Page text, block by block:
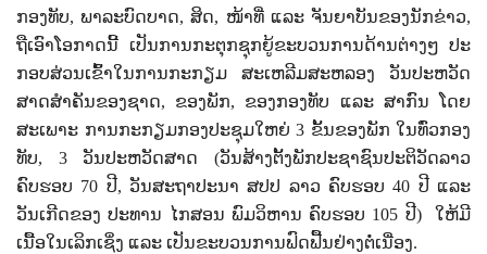
ກອງທັບ,ພາລະບົດບາດ,ສິດ, ໜ້າທີ່ ແລະ ຈັນຍາບັນຂອງນັກຂ່າວ,
ຖືເອົາໂອກາດນີ້ ເປັນການກະຕຸກຊຸກຍູ້ຂະບວນການດ້ານຕ່າງໆ ປະ
ກອບສ່ວນເຂົ້າໃນການກະກຽມ ສະເຫລີມສະຫລອງ ວັນປະຫວັດ
ສາດສໍາຄັນຂອງຊາດ, ຂອງພັກ, ຂອງກອງທັບ ແລະ ສາກົນ ​ໂດຍ
ສະເພາະ ການກະກຽມກອງປະຊຸມໃຫຍ່ 3 ຂັ້ນຂອງພັກ ໃນທົ່ວກອງ
ທັບ, 3ວັນປະຫວັດສາດ (ວັນສ້າງຕັ້ງພັກປະຊາຊົນປະຕິວັດລາວ
ຄົບຮອບ 70 ປີ, ວັນສະຖາປະນາ ສປປ ລາວ ຄົບຮອບ40 ປີ ແລະ
ວັນເກີດຂອງ ປະທານ ໄກສອນ ພົມວິຫານ ຄົບຮອບ 105 ປີ)
ໃຫ້ມີ
ເນື້ອໃນເລິກເຊິ່ງ ແລະ ເປັນຂະບວນການຟົດຟື້ນຢ່າງຕໍ່ເນື່ອງ.